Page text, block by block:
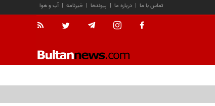
آب و هوا | خبرنامه | پیوندها | درباره ما | تماس با ما